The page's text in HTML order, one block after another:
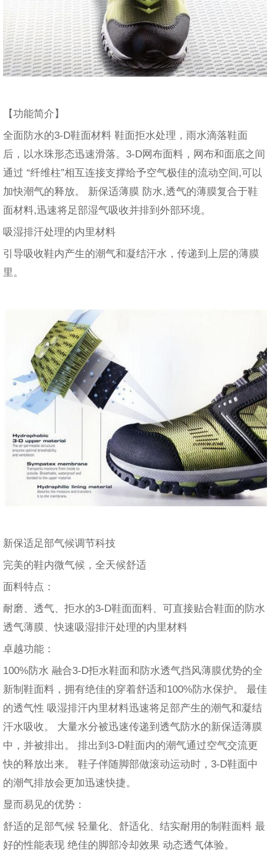
【功能简介】
全面防水的3-D鞋面材料 鞋面拒水处理，雨水滴落鞋面
后，以水珠形态迅速滑落。3-D网布面料，网布和面底之间
通过 “纤维柱”相互连接支撑给予空气极佳的流动空间,可以
加快潮气的释放。 新保适薄膜 防水,透气的薄膜复合于鞋
面材料,迅速将足部湿气吸收并排到外部环境。
吸湿排汗处理的内里材料
引导吸收鞋内产生的潮气和凝结汗水，传递到上层的薄膜
里。
新保适足部气候调节科技
完美的鞋内微气候，全天候舒适
面料特点：
耐磨、透气、拒水的3-D鞋面面料、可直接贴合鞋面的防水
透气薄膜、快速吸湿排汗处理的内里材料
卓越功能：
100%防水 融合3-D拒水鞋面和防水透气挡风薄膜优势的全
新制鞋面料，拥有绝佳的穿着舒适和100%防水保护。 最佳
的透气性 吸湿排汗内里材料迅速将足部产生的潮气和凝结
汗水吸收。 大量水分被迅速传递到透气防水的新保适薄膜
中，并被排出。 排出到3-D鞋面内的潮气通过空气交流更
快的释放出来。 鞋子伴随脚部做滚动运动时，3-D鞋面中
的潮气排放会更加迅速快捷。
显而易见的优势：
舒适的足部气候 轻量化、舒适化、结实耐用的制鞋面料 最
好的性能表现 绝佳的脚部冷却效果 动态透气体验。